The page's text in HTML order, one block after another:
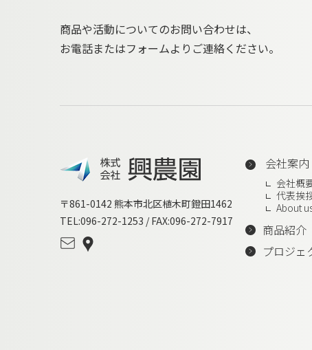
商品や活動についてのお問い合わせは、
お電話またはフォームよりご連絡ください。
〒861-0142 熊本市北区植木町鐙田1462
TEL:096-272-1253 / FAX:096-272-7917
会社案内
会社概
代表挨
About
商品紹介
プロジェ